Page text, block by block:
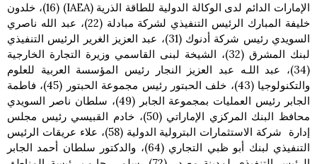
الإمارات الدائم لدى الوكالة الدولية للطاقة الذرية (IAEA) (16)، خلدون
خليفة المبارك الرئيس التنفيذي لشركة مبادلة (22)، عبد الله ناصري
السويدي رئيس شركة أدنوك (31)، عبد العزيز الغرير الرئيس التنفيذي
لبنك المشرق (32)، الشيخة لبنى القاسمي وزيرة التجارة الخارجية
(34)، عبد اللـه عبد العزيز النجار رئيس المؤسسة العربية للعلوم
والتكنولوجيا (43)، خلف الحبتور رئيس مجموعة الحبتور (45)، فاطمة
الجابر رئيس العمليات بمجموعة الجابر (49)، سلطان ناصر السويدي
محافظ البنك المركزي الإماراتي (50)، خادم القبيسي رئيس مجلس
إدارة شركة الاستثمارات البترولية الدولية (58)، علاء عريقات الرئيس
التنفيذي لبنك أبو ظبي التجاري (64)، والدكتور سلطان أحمد الجابر